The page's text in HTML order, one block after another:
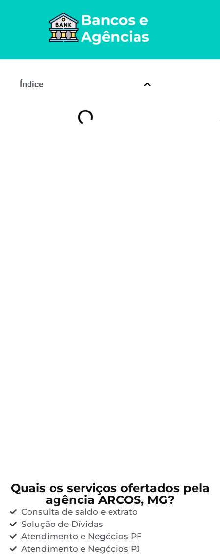
Índice
Quais os serviços ofertados pela
agência ARCOS, MG?
Consulta de saldo e extrato
Solução de Dívidas
Atendimento e Negócios PF
Atendimento e Negócios PJ